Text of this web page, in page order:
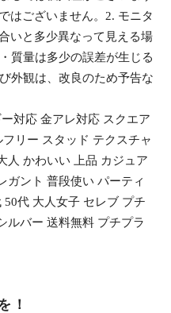
はございません。2. モニタ
いと多少異なって見える場
質量は多少の誤差が生じる
外観は、改良のため予告な
対応 金アレ対応 スクエア
リー スタッド テクスチャ
人 かわいい 上品 カジュア
ガント 普段使い パーティ
代 大人女子 セレブ プチ
ルバー 送料無料 プチプラ
！